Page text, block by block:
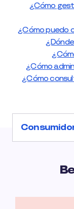
¿Cómo
¿Cómo puedo
¿Cómo
¿Cómo